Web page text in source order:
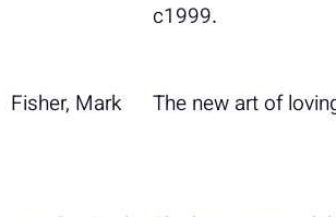
c1999‬.